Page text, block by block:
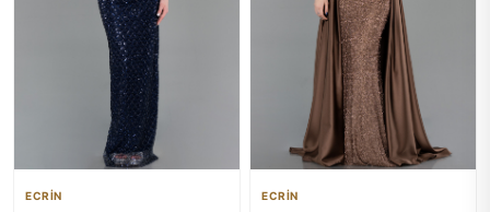
ECRİN ECRİN